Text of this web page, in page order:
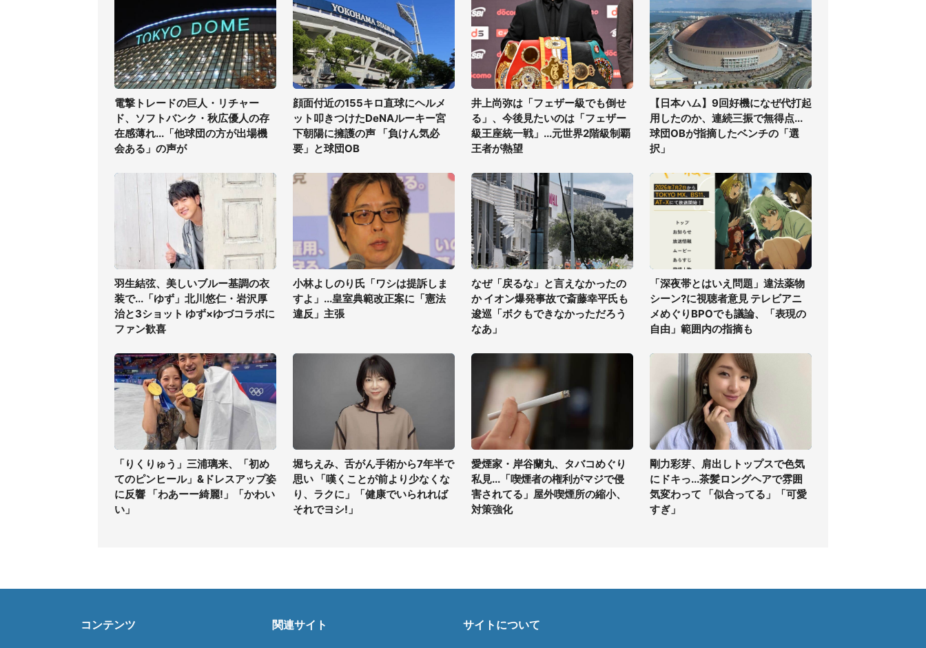
電撃トレードの巨人・リチャー
ド、ソフトバンク・秋広優人の存
在感薄れ...「他球団の方が出場機
会ある」の声が
顔面付近の155キロ直球にヘルメ
ット叩きつけたDeNAルーキー宮
下朝陽に擁護の声 「負けん気必
要」と球団OB
井上尚弥は「フェザー級でも倒せ
る」、今後見たいのは「フェザー
級王座統一戦」...元世界2階級制覇
王者が熱望
【日本ハム】9回好機になぜ代打起
用したのか、連続三振で無得点...
球団OBが指摘したベンチの「選
択」
羽生結弦、美しいブルー基調の衣
装で...「ゆず」北川悠仁・岩沢厚
治と3ショット ゆず×ゆづコラボに
ファン歓喜
小林よしのり氏「ワシは提訴しま
すよ」...皇室典範改正案に「憲法
違反」主張
なぜ「戻るな」と言えなかったの
か イオン爆発事故で斎藤幸平氏も
逡巡「ボクもできなかっただろう
なあ」
「深夜帯とはいえ問題」違法薬物
シーン?に視聴者意見 テレビアニ
メめぐりBPOでも議論、「表現の
自由」範囲内の指摘も
「りくりゅう」三浦璃来、「初め
てのピンヒール」&ドレスアップ姿
に反響 「わあーー綺麗!」「かわい
い」
堀ちえみ、舌がん手術から7年半で
思い 「嘆くことが前より少なくな
り、ラクに」「健康でいられれば
それでヨシ!」
愛煙家・岸谷蘭丸、タバコめぐり
私見...「喫煙者の権利がマジで侵
害されてる」屋外喫煙所の縮小、
対策強化
剛力彩芽、肩出しトップスで色気
にドキっ...茶髪ロングヘアで雰囲
気変わって 「似合ってる」「可愛
すぎ」
コンテンツ 関連サイト サイトについて